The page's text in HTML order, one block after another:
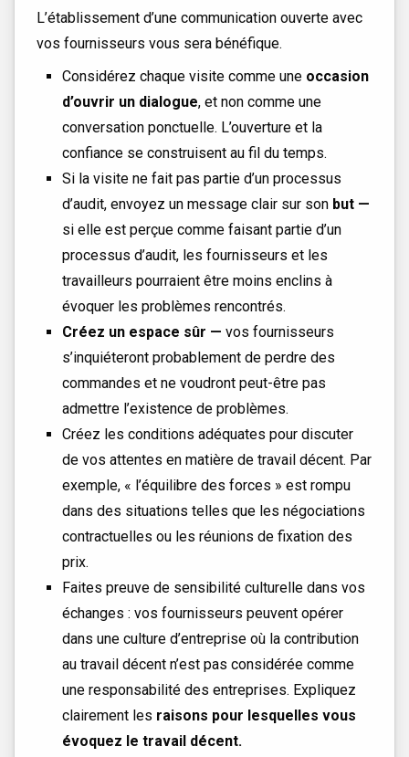
L’établissement d’une communication ouverte avec
vos fournisseurs vous sera bénéfique.
Considérez chaque visite comme une occasion
d’ouvrir un dialogue, et non comme une
conversation ponctuelle. L’ouverture et la
confiance se construisent au fil du temps.
Si la visite ne fait pas partie d’un processus
d’audit, envoyez un message clair sur son but —
si elle est perçue comme faisant partie d’un
processus d’audit, les fournisseurs et les
travailleurs pourraient être moins enclins à
évoquer les problèmes rencontrés.
Créez un espace sûr — vos fournisseurs
s’inquiéteront probablement de perdre des
commandes et ne voudront peut-être pas
admettre l’existence de problèmes.
Créez les conditions adéquates pour discuter
de vos attentes en matière de travail décent. Par
exemple, « l’équilibre des forces » est rompu
dans des situations telles que les négociations
contractuelles ou les réunions de fixation des
prix.
Faites preuve de sensibilité culturelle dans vos
échanges : vos fournisseurs peuvent opérer
dans une culture d’entreprise où la contribution
au travail décent n’est pas considérée comme
une responsabilité des entreprises. Expliquez
clairement les raisons pour lesquelles vous
évoquez le travail décent.